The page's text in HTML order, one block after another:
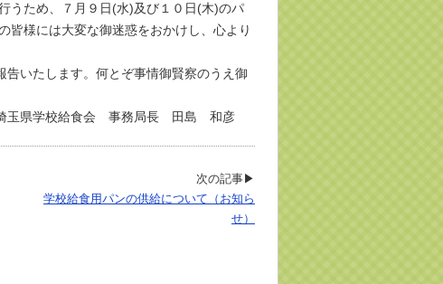
うため、７月９日(水)及び１０日(木)のパ
皆様には大変な御迷惑をおかけし、心より
いたします。何とぞ事情御賢察のうえ御
務局長 田島 和彦
次の記事▶
学校給食用パンの供給について（お知ら
せ）